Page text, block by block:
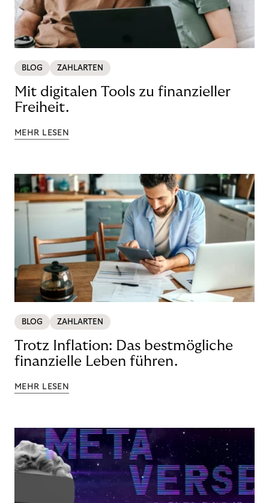
BLOG ZAHLARTEN
Mit digitalen Tools zu finanzieller
Freiheit.
MEHR LESEN
BLOG ZAHLARTEN
Trotz Inflation: Das bestmögliche
finanzielle Leben führen.
MEHR LESEN